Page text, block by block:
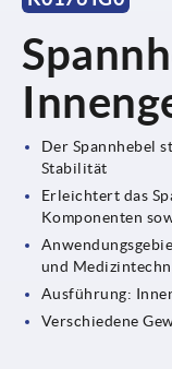
Der Spannhebel
Stabilität
Erleichtert das
Komponenten
und
Ausführung:
Verschiedene